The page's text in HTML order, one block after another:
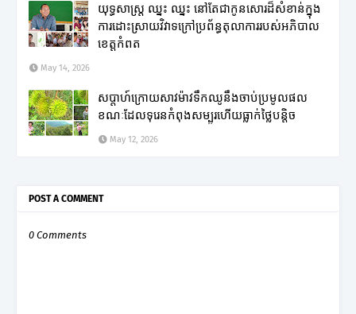
យុទ្ធសាស្ត្រ ឈ្នះ ឈ្នះ នៅតែជាកូនសោរដ៏សំខាន់ក្នុង
ការដោះស្រាយវិវាទក្រៅប្រព័ន្ធតុលាការរបស់អភិបាល
ខេត្តកំពត
May 14, 2026
សប្តាហ៍ក្រោយសាវម៉ាវទឹកឈូនឹងចាប់ប្រមូលផល
ខណៈដែលទុរេនកំពុងសម្បូរហើយធ្លាក់ថ្លៃបន្តិច
May 12, 2026
POST A COMMENT
0 Comments